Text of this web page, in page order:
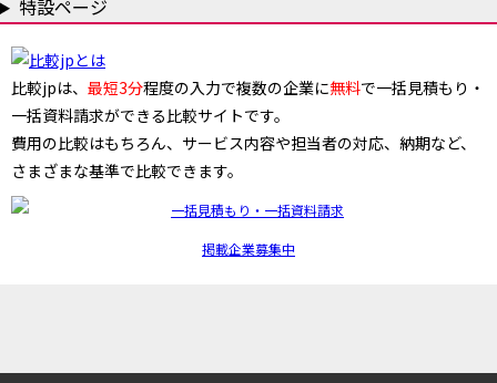
特設ページ
比較jpは、 最短3分程度の入力で複数の企業に無料で一括見積もり・
一括資料請求ができる比較サイトです。
費用の比較はもちろん、サービス内容や担当者の対応、納期など、
さまざまな基準で比較できます。
掲載企業募集中